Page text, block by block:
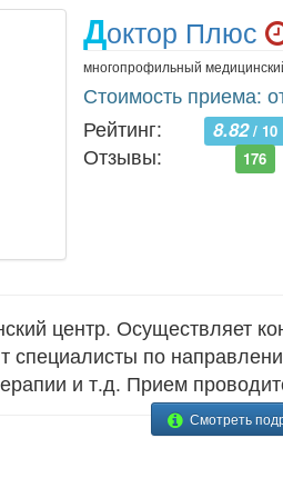
Доктор Плюс
многопрофильный
Стоимость приема:
Рейтинг:
8.82/ 10
Отзывы: 176
центр. Осуществляет
специалисты по
и т.д. Прием
Смотреть